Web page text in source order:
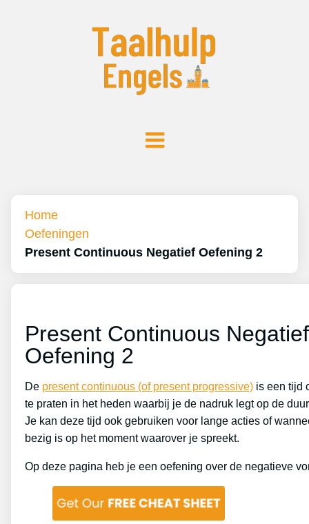
Home
Oefeningen
Present Continuous Negatief Oefening 2
Present Continuous Negatief
Oefening 2
De present continuous (of present progressive) is een tijd
te praten in het heden waarbij je de nadruk legt op de
Je kan deze tijd ook gebruiken voor lange acties of
bezig is op het moment waarover je spreekt.
Op deze pagina heb je een oefening over de negatieve